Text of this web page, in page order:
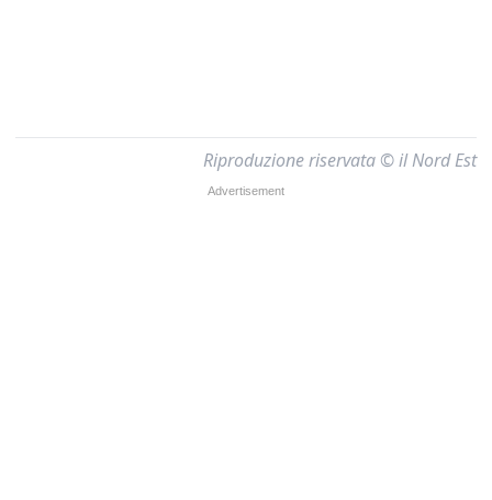
Riproduzione riservata © il Nord Est